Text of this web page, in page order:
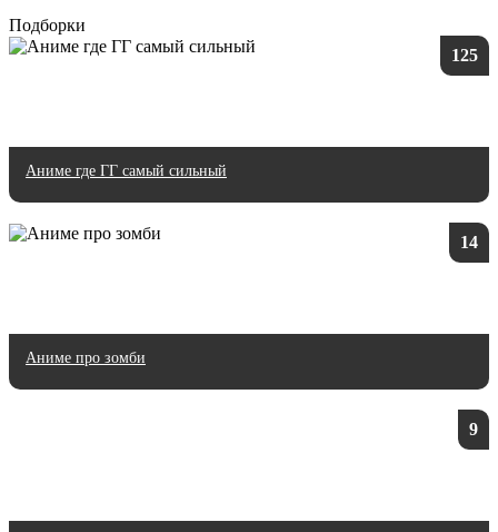
Подборки
125
Аниме где ГГ самый сильный
14
Аниме про зомби
9